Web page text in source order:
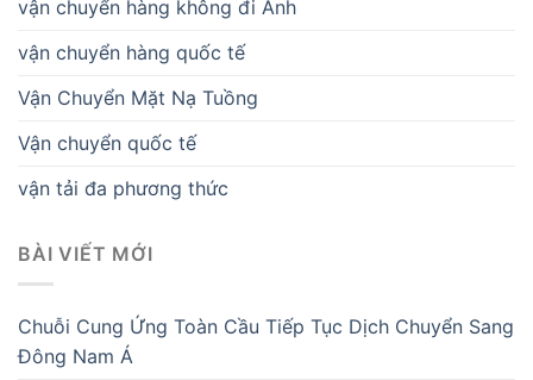
vận chuyển hàng không đi Anh
vận chuyển hàng quốc tế
Vận Chuyển Mặt Nạ Tuồng
Vận chuyển quốc tế
vận tải đa phương thức
BÀI VIẾT MỚI
Chuỗi Cung Ứng Toàn Cầu Tiếp Tục Dịch Chuyển Sang
Đông Nam Á